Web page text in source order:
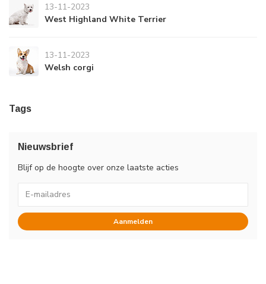
13-11-2023
West Highland White Terrier
13-11-2023
Welsh corgi
Tags
Nieuwsbrief
Blijf op de hoogte over onze laatste acties
Aanmelden